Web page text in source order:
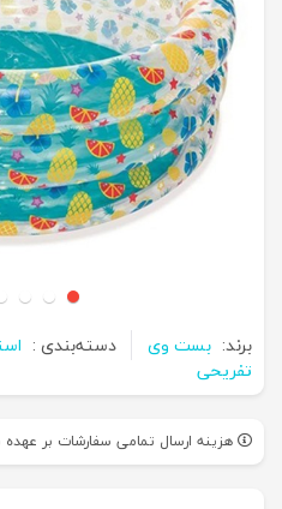
برند: بست وی دسته‌بندی :
تفریحی
هزینه ارسال تمامی سفارشات بر